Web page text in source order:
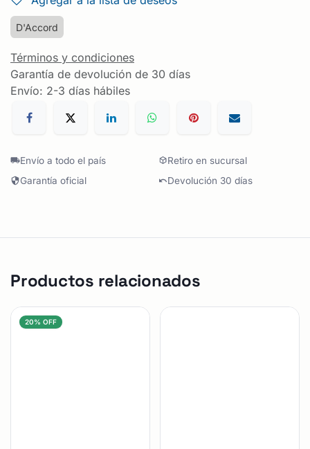
D'Accord
Términos y condiciones
Garantía de devolución de 30 días
Envío: 2-3 días hábiles
Envío a todo el país
Retiro en sucursal
Garantía oficial
Devolución 30 días
Productos relacionados
20% OFF